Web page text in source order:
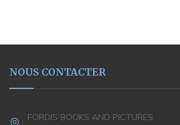
NOUS CONTACTER
FORDIS BOOKS AND PICTURES